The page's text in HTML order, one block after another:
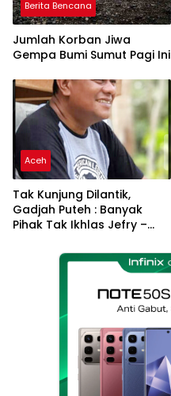
Berita Bencana
Jumlah Korban Jiwa
Gempa Bumi Sumut Pagi Ini
Aceh
Tak Kunjung Dilantik,
Gadjah Puteh : Banyak
Pihak Tak Ikhlas Jefry –